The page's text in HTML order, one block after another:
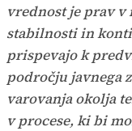
vrednost je prav
stabilnosti in
prispevajo k
področju javnega
varovanja okolja
v procese, ki bi